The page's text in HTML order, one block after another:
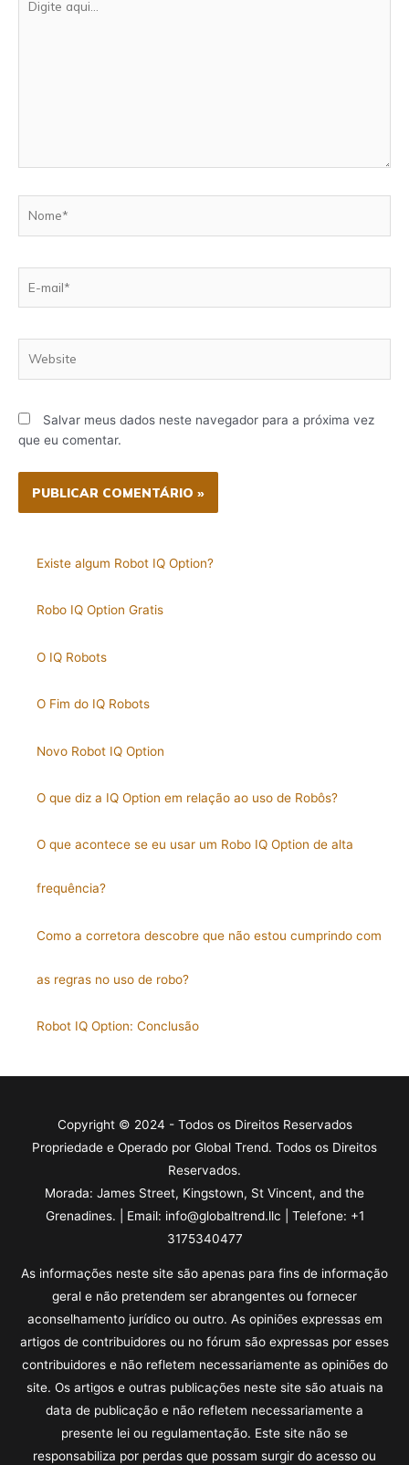
aqui...
mail*
Salvar meus dados neste navegador para a próxima vez
que eu comentar.
Existe algum Robot IQ Option?
Robo IQ Option Gratis
O IQ Robots
O Fim do IQ Robots
Novo Robot IQ Option
O que diz a IQ Option em relação ao uso de Robôs?
O que acontece se eu usar um Robo IQ Option de alta
frequência?
Como a corretora descobre que não estou cumprindo com
as regras no uso de robo?
Robot IQ Option: Conclusão
Copyright © 2024 - Todos os Direitos Reservados
Propriedade e Operado por Global Trend. Todos os Direitos
Reservados.
Morada: James Street, Kingstown, St Vincent, and the
Grenadines. | Email: info@globaltrend.llc | Telefone: +1
3175340477
As informações neste site são apenas para fins de informação
geral e não pretendem ser abrangentes ou fornecer
aconselhamento jurídico ou outro. As opiniões expressas em
artigos de contribuidores ou no fórum são expressas por esses
contribuidores e não refletem necessariamente as opiniões do
site. Os artigos e outras publicações neste site são atuais na
data de publicação e não refletem necessariamente a
presente lei ou regulamentação. Este site não se
responsabiliza por perdas que possam surgir do acesso ou